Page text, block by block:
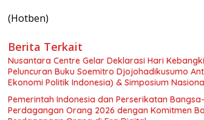
(Hotben)
Berita Terkait
Nusantara Centre Gelar Deklarasi Hari
Peluncuran Buku Soemitro Djojohadikusumo
Ekonomi Politik Indonesia) & Simposium
Perekonomian Nasional dan Kesejahteraan
Indonesia Emas 2045”,
Pemerintah Indonesia dan Perserikatan
Perdagangan Orang 2026 dengan Komitmen